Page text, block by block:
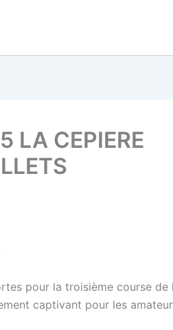
LA CEPIERE
pour la troisième course de
captivant pour les